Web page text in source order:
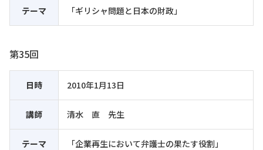
テーマ 「ギリシャ問題と日本の財政」
第35回
日時 2010年1月13日
講師 清水 直 先生
テーマ 「企業再生において弁護士の果たす役割」